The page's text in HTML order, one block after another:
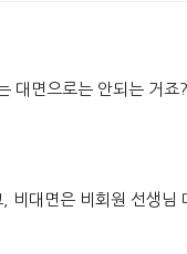
면으로는 안되는 거죠
대면은 비회원 선생님